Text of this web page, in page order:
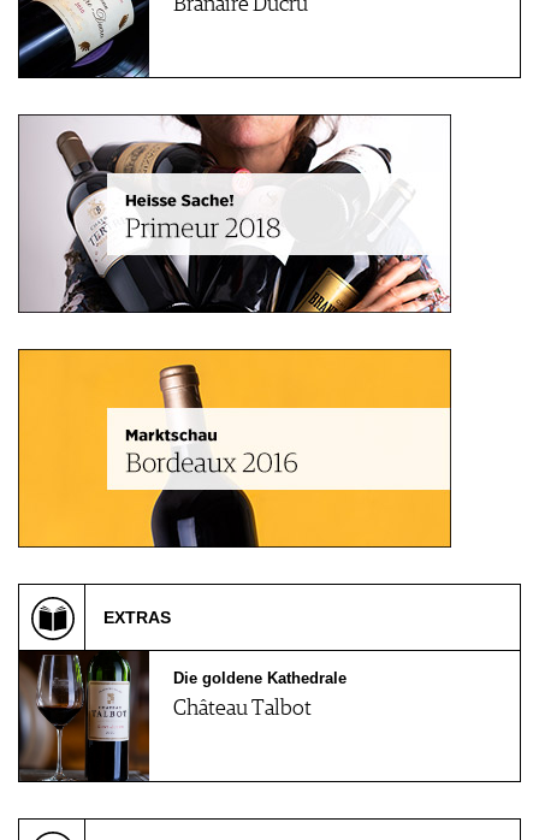
Branaire Ducru
EXTRAS
Die goldene Kathedrale
Château Talbot